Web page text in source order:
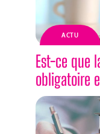
ACTU
Est-ce que
obligatoire